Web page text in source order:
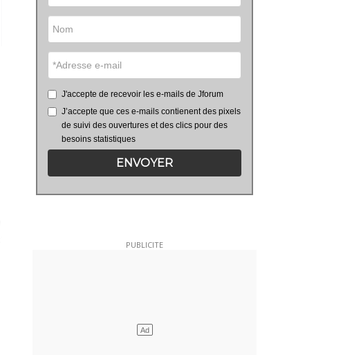
J'accepte de recevoir les e-mails de Jforum
J’accepte que ces e-mails contienent des pixels
de suivi des ouvertures et des clics pour des
besoins statistiques
ENVOYER